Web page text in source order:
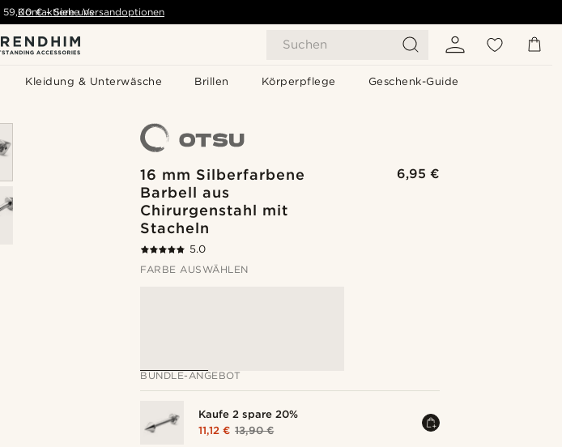
Suchen
Kleidung & Unterwäsche Brillen Körperpflege Geschenk-Guide
59,00 € - Siehe Versandoptionen
Kontaktiere uns
16 mm Silberfarbene
Barbell aus
Chirurgenstahl mit
Stacheln
6,95 €
5.0
FARBE AUSWÄHLEN
BUNDLE-ANGEBOT
Kaufe 2 spare 20%
11,12 € 13,90 €